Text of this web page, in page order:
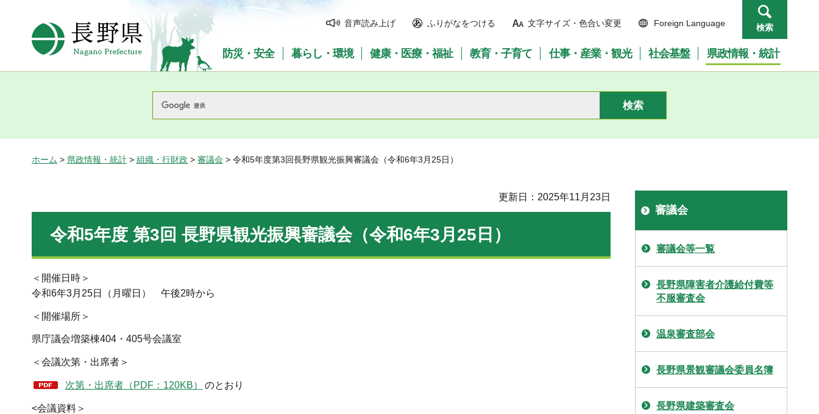
長野県Nagano Prefecture
音声読み上げ ふりがなをつける 文字サイズ・色合い変更 Foreign Language 検索
防災・安全 暮らし・環境 健康・医療・福祉 教育・子育て 仕事・産業・観光 社会基盤 県政情報・統計
ホーム > 県政情報・統計 > 組織・行財政 > 審議会 > 令和5年度第3回長野県観光振興審議会（令和6年3月25日）
更新日：2025年11月23日
令和5年度 第3回 長野県観光振興審議会（令和6年3月25日）
＜開催日時＞
令和6年3月25日（月曜日） 午後2時から
＜開催場所＞
県庁議会増築棟404・405号会議室
＜会議次第・出席者＞
次第・出席者（PDF：120KB） のとおり
<会議資料＞
審議会
審議会等一覧
長野県障害者介護給付費等
不服審査会
温泉審査部会
長野県景観審議会委員名簿
長野県建築審査会